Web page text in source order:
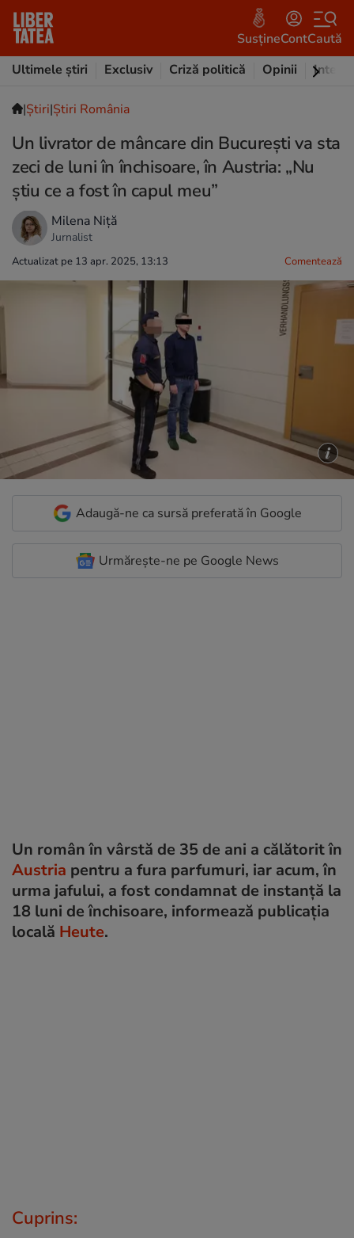
SusțineContCaută
Ultimele știri
Exclusiv Criză politică Opinii
|Ştiri|Știri România
Un livrator de mâncare din București va sta
zeci de luni în închisoare, în Austria: „Nu
știu ce a fost în capul meu”
Milena Niță
Jurnalist
Actualizat pe 13 apr. 2025, 13:13 Comentează
Adaugă-ne ca sursă preferată în Google
Urmărește-ne pe Google News
Un român în vârstă de 35 de ani a călătorit în
Austria pentru a fura parfumuri, iar acum, în
urma jafului, a fost condamnat de instanță la
18 luni de închisoare, informează publicația
locală Heute.
Cuprins: